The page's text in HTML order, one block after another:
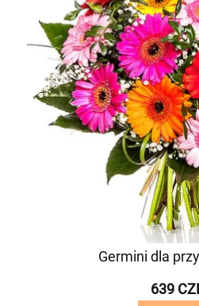
Germini dla
639